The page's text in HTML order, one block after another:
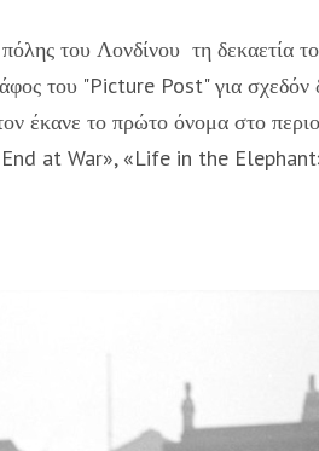
του Λονδίνου τη δεκαετία
του "Picture Post" για σχεδόν
έκανε το πρώτο όνομα στο
End at War», «Life in the